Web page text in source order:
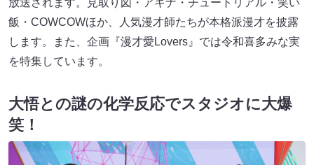
放送されます。見取り図・アキナ・チュートリアル・笑い
飯・COWCOWほか、人気漫才師たちが本格派漫才を披露
します。また、企画『漫才愛Lovers』では令和喜多みな実
を特集しています。
大悟との謎の化学反応でスタジオに大爆
笑！